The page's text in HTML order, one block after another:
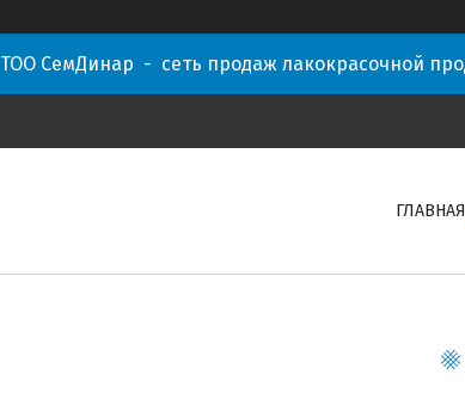
ТОО СемДинар - сеть продаж лакокрасочной
ГЛАВНАЯ